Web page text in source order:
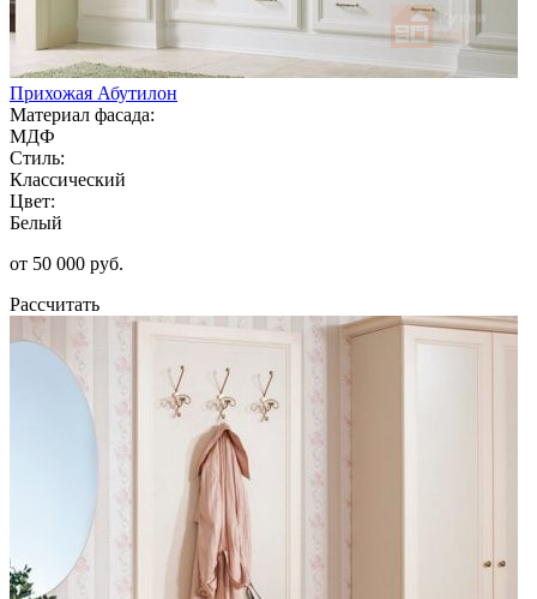
Прихожая Абутилон
Материал фасада:
МДФ
Стиль:
Классический
Цвет:
Белый
от 50 000 руб.
Рассчитать